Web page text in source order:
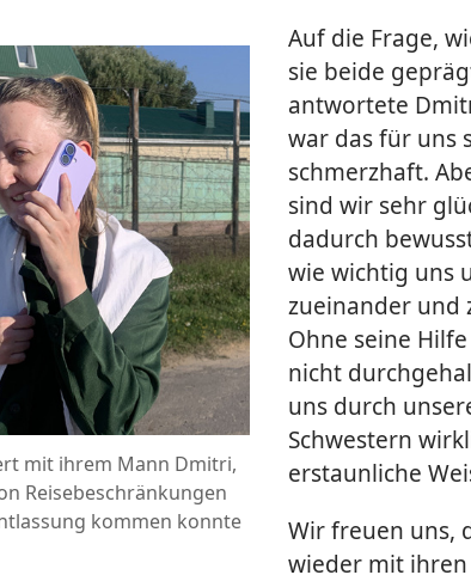
mit ihrem Mann Dmitri,
Reise­beschränkungen
kommen konnte
Auf die Frage,
sie beide
antwortete
war das für uns
schmerzhaft.
sind wir sehr
dadurch
wie wichtig uns
zueinander und
Ohne seine
nicht
uns durch
Schwestern
erstaunliche
Wir freuen uns,
wieder mit